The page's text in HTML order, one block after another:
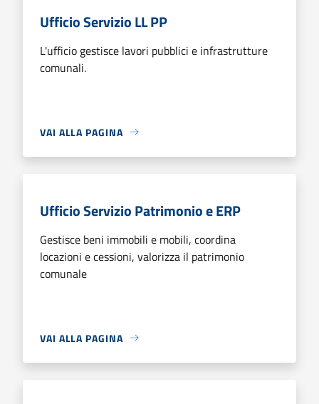
Ufficio Servizio LL PP
L'ufficio gestisce lavori pubblici e infrastrutture
comunali.
VAI ALLA PAGINA
Ufficio Servizio Patrimonio e ERP
Gestisce beni immobili e mobili, coordina
locazioni e cessioni, valorizza il patrimonio
comunale
VAI ALLA PAGINA